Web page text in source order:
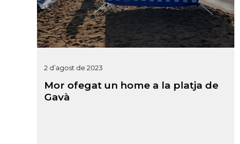
2 d’agost de 2023
Mor ofegat un home a la platja de
Gavà